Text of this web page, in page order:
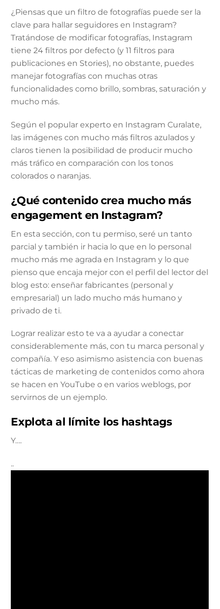
¿Piensas que un filtro de fotografías puede ser la
clave para hallar seguidores en Instagram?
Tratándose de modificar fotografías, Instagram
tiene 24 filtros por defecto (y 11 filtros para
publicaciones en Stories), no obstante, puedes
manejar fotografías con muchas otras
funcionalidades como brillo, sombras, saturación y
mucho más.
Según el popular experto en Instagram Curalate,
las imágenes con mucho más filtros azulados y
claros tienen la posibilidad de producir mucho
más tráfico en comparación con los tonos
colorados o naranjas.
¿Qué contenido crea mucho más
engagement en Instagram?
En esta sección, con tu permiso, seré un tanto
parcial y también ir hacia lo que en lo personal
mucho más me agrada en Instagram y lo que
pienso que encaja mejor con el perfil del lector del
blog esto: enseñar fabricantes (personal y
empresarial) un lado mucho más humano y
privado de ti.
Lograr realizar esto te va a ayudar a conectar
considerablemente más, con tu marca personal y
compañía. Y eso asimismo asistencia con buenas
tácticas de marketing de contenidos como ahora
se hacen en YouTube o en varios weblogs, por
servirnos de un ejemplo.
Explota al límite los hashtags
Y….
..